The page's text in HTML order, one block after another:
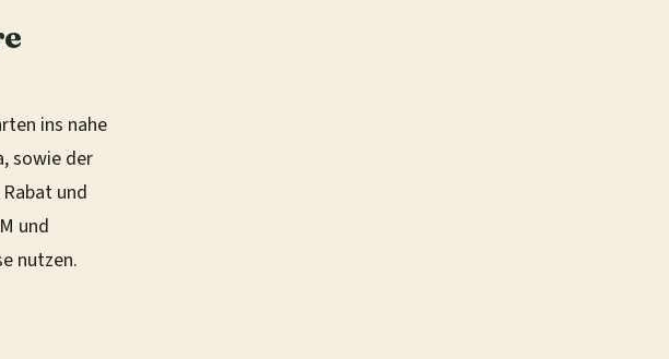
ins nahe
sowie der
und
und
nutzen.